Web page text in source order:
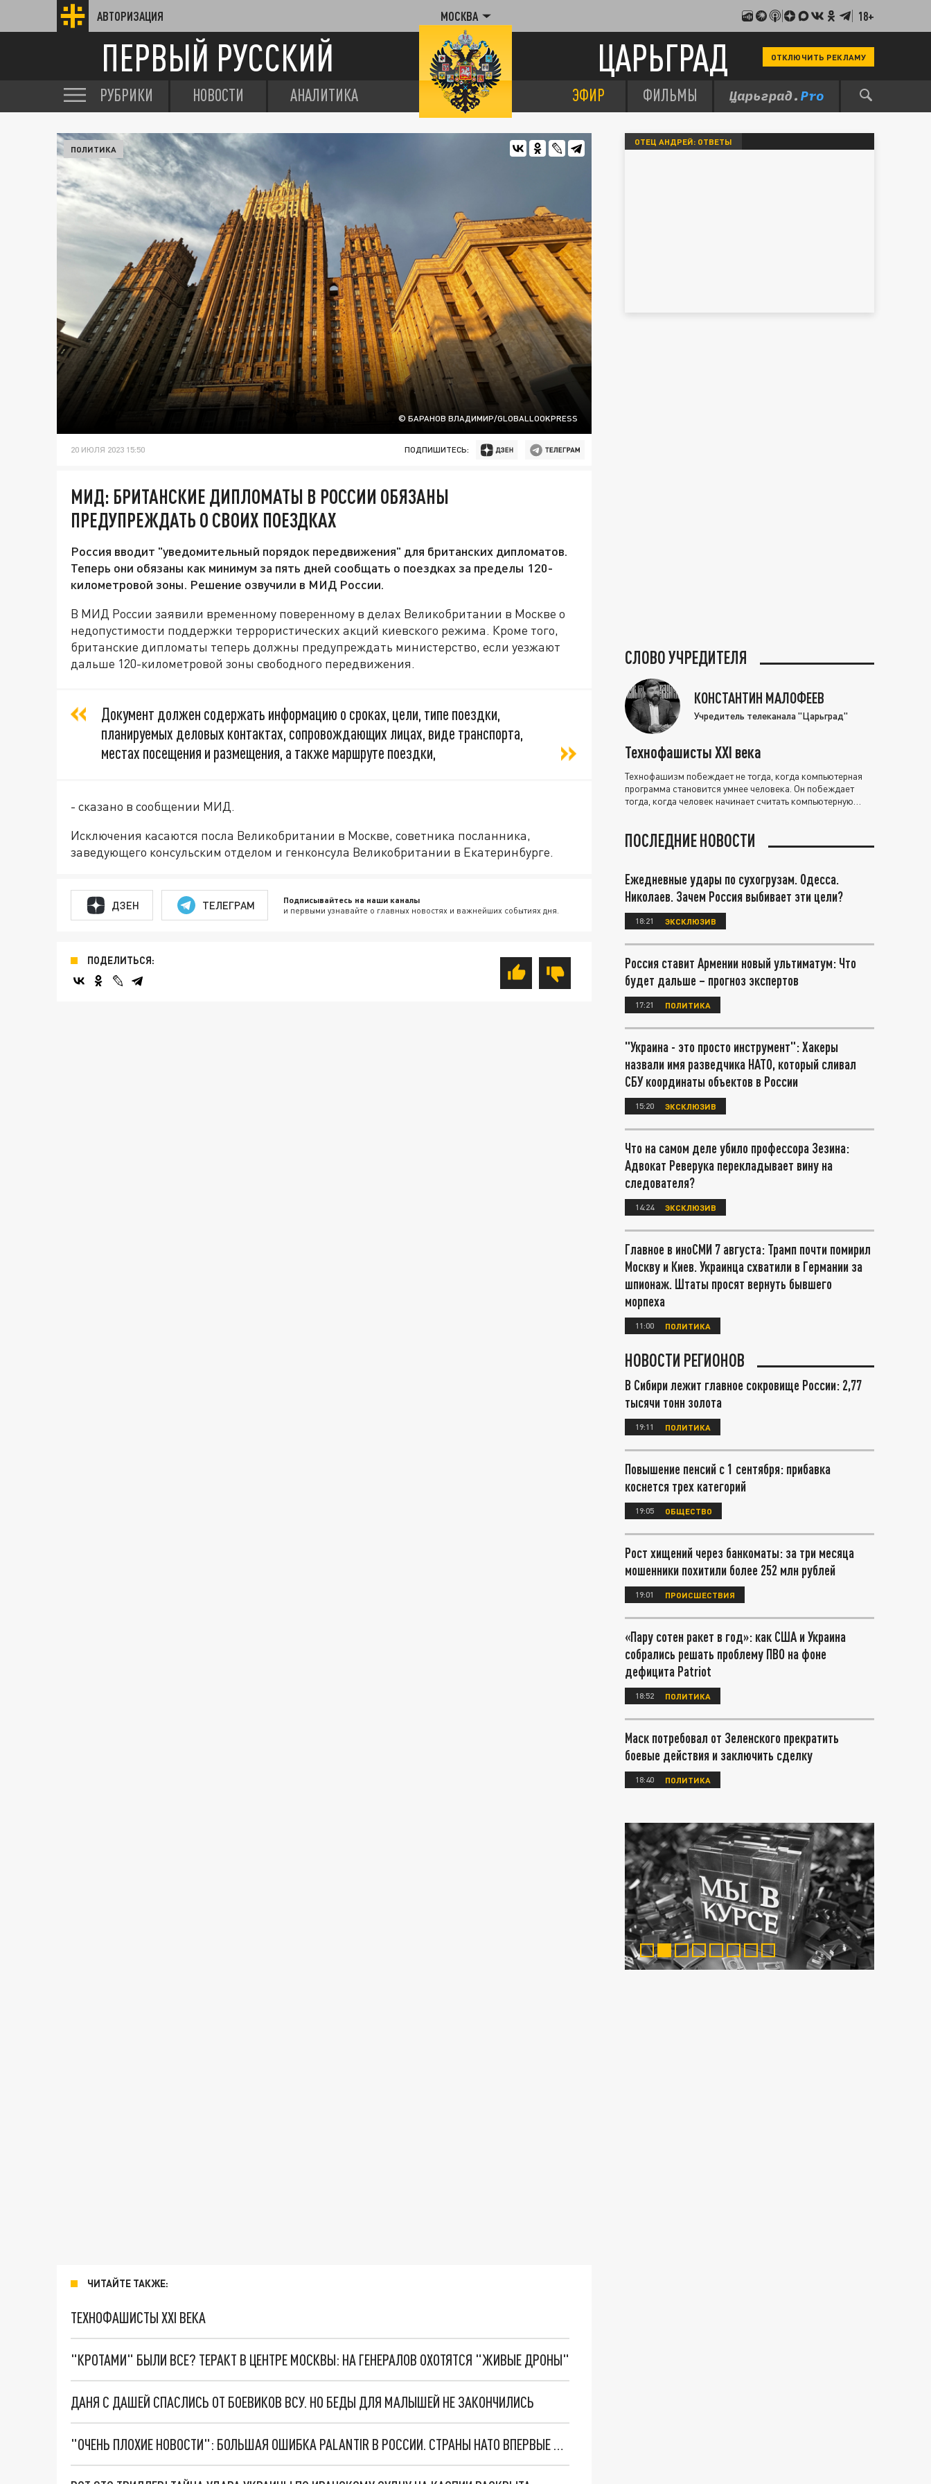
АВТОРИЗАЦИЯ МОСКВА 18+
ПЕРВЫЙ РУССКИЙ ЦАРЬГРАД ОТКЛЮЧИТЬ РЕКЛАМУ
РУБРИКИ НОВОСТИ АНАЛИТИКА ЭФИР ФИЛЬМЫ
© БАРАНОВ ВЛАДИМИР/GLOBALLOOKPRESS
ПОЛИТИКА
20 ИЮЛЯ 2023 15:50 ПОДПИШИТЕСЬ:
МИД: БРИТАНСКИЕ ДИПЛОМАТЫ В РОССИИ ОБЯЗАНЫ
ПРЕДУПРЕЖДАТЬ О СВОИХ ПОЕЗДКАХ
Россия вводит "уведомительный порядок передвижения" для британских дипломатов.
Теперь они обязаны как минимум за пять дней сообщать о поездках за пределы 120-
километровой зоны. Решение озвучили в МИД России.
В МИД России заявили временному поверенному в делах Великобритании в Москве о
недопустимости поддержки террористических акций киевского режима. Кроме того,
британские дипломаты теперь должны предупреждать министерство, если уезжают
дальше 120-километровой зоны свободного передвижения.
Документ должен содержать информацию о сроках, цели, типе поездки,
планируемых деловых контактах, сопровождающих лицах, виде транспорта,
местах посещения и размещения, а также маршруте поездки,
- сказано в сообщении МИД.
Исключения касаются посла Великобритании в Москве, советника посланника,
заведующего консульским отделом и генконсула Великобритании в Екатеринбурге.
ДЗЕН ТЕЛЕГРАМ Подписывайтесь на наши каналы
и первыми узнавайте о главных новостях и важнейших событиях дня.
ПОДЕЛИТЬСЯ:
ЧИТАЙТЕ ТАКЖЕ:
ТЕХНОФАШИСТЫ XXI ВЕКА
"КРОТАМИ" БЫЛИ ВСЕ? ТЕРАКТ В ЦЕНТРЕ МОСКВЫ: НА ГЕНЕРАЛОВ ОХОТЯТСЯ "ЖИВЫЕ ДРОНЫ"
ДАНЯ С ДАШЕЙ СПАСЛИСЬ ОТ БОЕВИКОВ ВСУ. НО БЕДЫ ДЛЯ МАЛЫШЕЙ НЕ ЗАКОНЧИЛИСЬ
"ОЧЕНЬ ПЛОХИЕ НОВОСТИ": БОЛЬШАЯ ОШИБКА PALANTIR В РОССИИ. СТРАНЫ НАТО ВПЕРВЫЕ ЗА СВО ОСТАНОВИЛИ ПОСТАВКИ ОРУЖИЯ. ВСУ ТЕРЯЮТ ПРИГРАНИЧЬЕ?
ОТЕЦ АНДРЕЙ: ОТВЕТЫ
СЛОВО УЧРЕДИТЕЛЯ
КОНСТАНТИН МАЛОФЕЕВ
Учредитель телеканала "Царьград"
Технофашисты XXI века
Технофашизм побеждает не тогда, когда компьютерная
программа становится умнее человека. Он побеждает
тогда, когда человек начинает считать компьютерную
ПОСЛЕДНИЕ НОВОСТИ
Ежедневные удары по сухогрузам. Одесса.
Николаев. Зачем Россия выбивает эти цели?
18:21 ЭКСКЛЮЗИВ
Россия ставит Армении новый ультиматум: Что
будет дальше – прогноз экспертов
17:21 ПОЛИТИКА
"Украина - это просто инструмент": Хакеры
назвали имя разведчика НАТО, который сливал
СБУ координаты объектов в России
15:20 ЭКСКЛЮЗИВ
Что на самом деле убило профессора Зезина:
Адвокат Реверука перекладывает вину на
следователя?
14:24 ЭКСКЛЮЗИВ
Главное в иноСМИ 7 августа: Трамп почти помирил
Москву и Киев. Украинца схватили в Германии за
шпионаж. Штаты просят вернуть бывшего
морпеха
11:00 ПОЛИТИКА
НОВОСТИ РЕГИОНОВ
В Сибири лежит главное сокровище России: 2,77
тысячи тонн золота
19:11 ПОЛИТИКА
Повышение пенсий с 1 сентября: прибавка
коснется трех категорий
19:05 ОБЩЕСТВО
Рост хищений через банкоматы: за три месяца
мошенники похитили более 252 млн рублей
19:01 ПРОИСШЕСТВИЯ
«Пару сотен ракет в год»: как США и Украина
собрались решать проблему ПВО на фоне
дефицита Patriot
18:52 ПОЛИТИКА
Маск потребовал от Зеленского прекратить
боевые действия и заключить сделку
18:40 ПОЛИТИКА